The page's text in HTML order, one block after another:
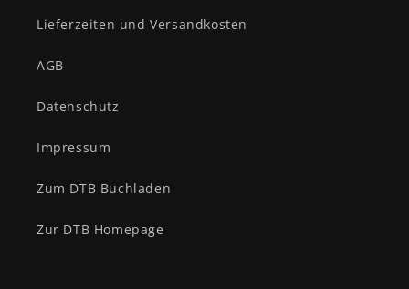
Lieferzeiten und Versandkosten
AGB
Datenschutz
Impressum
Zum DTB Buchladen
Zur DTB Homepage